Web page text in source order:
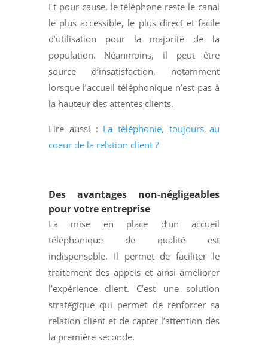
Et pour cause, le téléphone reste le canal
le plus accessible, le plus direct et facile
d’utilisation pour la majorité de la
population. Néanmoins, il peut être
source d’insatisfaction, notamment
lorsque l’accueil téléphonique n’est pas à
la hauteur des attentes clients.
Lire aussi : La téléphonie, toujours au
coeur de la relation client ?
Des avantages non-négligeables
pour votre entreprise
La mise en place d’un accueil
téléphonique de qualité est
indispensable. Il permet de faciliter le
traitement des appels et ainsi améliorer
l’expérience client. C’est une solution
stratégique qui permet de renforcer sa
relation client et de capter l’attention dès
la première seconde.